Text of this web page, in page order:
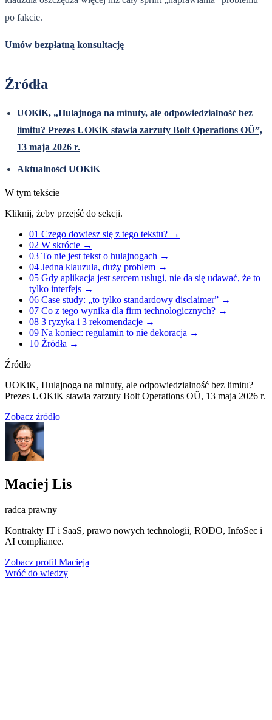
po fakcie.
Umów bezpłatną konsultację
Źródła
UOKiK, „Hulajnoga na minuty, ale odpowiedzialność bez
limitu? Prezes UOKiK stawia zarzuty Bolt Operations OÜ”,
13 maja 2026 r.
Aktualności UOKiK
W tym tekście
Kliknij, żeby przejść do sekcji.
01 Czego dowiesz się z tego tekstu? →
02 W skrócie →
03 To nie jest tekst o hulajnogach →
04 Jedna klauzula, duży problem →
05 Gdy aplikacja jest sercem usługi, nie da się udawać, że to
tylko interfejs →
06 Case study: „to tylko standardowy disclaimer” →
07 Co z tego wynika dla firm technologicznych? →
08 3 ryzyka i 3 rekomendacje →
09 Na koniec: regulamin to nie dekoracja →
10 Źródła →
Źródło
UOKiK, Hulajnoga na minuty, ale odpowiedzialność bez limitu?
Prezes UOKiK stawia zarzuty Bolt Operations OÜ, 13 maja 2026 r.
Zobacz źródło
Maciej Lis
radca prawny
Kontrakty IT i SaaS, prawo nowych technologii, RODO, InfoSec i
AI compliance.
Zobacz profil Macieja
Wróć do wiedzy